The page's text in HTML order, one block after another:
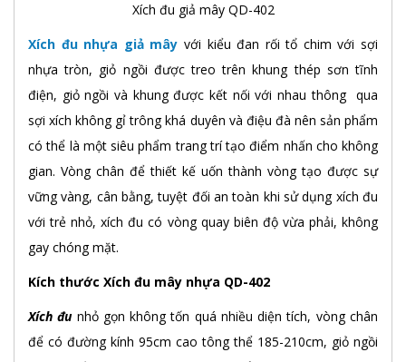
Xích đu giả mây QD-402
Xích đu nhựa giả mây với kiểu đan rối tổ chim với sợi
nhựa tròn, giỏ ngồi được treo trên khung thép sơn tĩnh
điện, giỏ ngồi và khung được kết nối với nhau thông qua
sợi xích không gỉ trông khá duyên và điệu đà nên sản phẩm
có thể là một siêu phẩm trang trí tạo điểm nhấn cho không
gian. Vòng chân để thiết kế uốn thành vòng tạo được sự
vững vàng, cân bằng, tuyệt đối an toàn khi sử dụng xích đu
với trẻ nhỏ, xích đu có vòng quay biên độ vừa phải, không
gay chóng mặt.
Kích thước Xích đu mây nhựa QD-402
Xích đunhỏ gọn không tốn quá nhiều diện tích, vòng chân
để có đường kính 95cm cao tông thể 185-210cm, giỏ ngồi